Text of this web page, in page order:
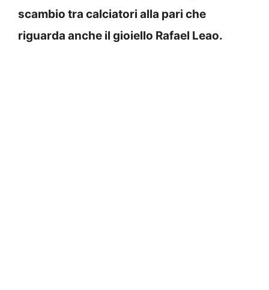
scambio tra calciatori alla pari che
riguarda anche il gioiello Rafael Leao.